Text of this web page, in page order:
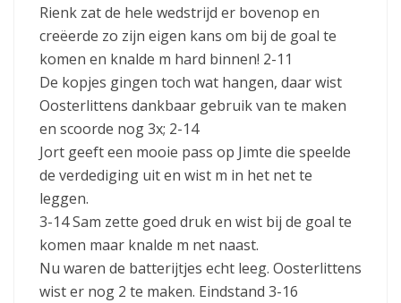
Rienk zat de hele wedstrijd er bovenop en
creëerde zo zijn eigen kans om bij de goal te
komen en knalde m hard binnen! 2-11
De kopjes gingen toch wat hangen, daar wist
Oosterlittens dankbaar gebruik van te maken
en scoorde nog 3x; 2-14
Jort geeft een mooie pass op Jimte die speelde
de verdediging uit en wist m in het net te
leggen.
3-14 Sam zette goed druk en wist bij de goal te
komen maar knalde m net naast.
Nu waren de batterijtjes echt leeg. Oosterlittens
wist er nog 2 te maken. Eindstand 3-16